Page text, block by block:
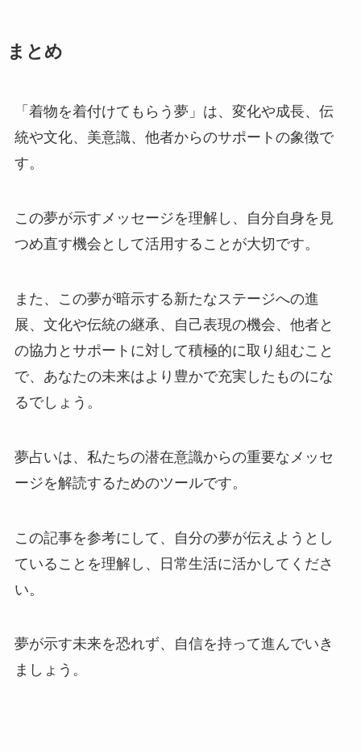
まとめ
「着物を着付けてもらう夢」は、変化や成長、伝
統や文化、美意識、他者からのサポートの象徴で
す。
この夢が示すメッセージを理解し、自分自身を見
つめ直す機会として活用することが大切です。
また、この夢が暗示する新たなステージへの進
展、文化や伝統の継承、自己表現の機会、他者と
の協力とサポートに対して積極的に取り組むこと
で、あなたの未来はより豊かで充実したものにな
るでしょう。
夢占いは、私たちの潜在意識からの重要なメッセ
ージを解読するためのツールです。
この記事を参考にして、自分の夢が伝えようとし
ていることを理解し、日常生活に活かしてくださ
い。
夢が示す未来を恐れず、自信を持って進んでいき
ましょう。